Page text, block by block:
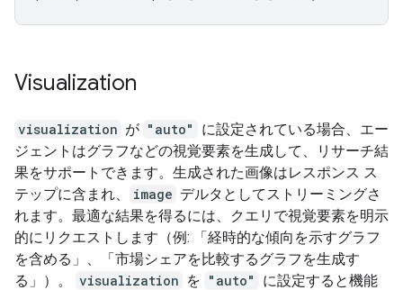
Visualization
visualization が "auto"
に設定されている場合、エー
ジェントはグラフなどの視覚要素を生成して、リサーチ結
果をサポートできます。生成された画像はレスポンス ス
テップに含まれ、
image デルタとしてストリーミングさ
れます。最適な結果を得るには、クエリで視覚要素を明示
的にリクエストします（例: 「経時的な傾向を示すグラフ
を含める」、「市場シェアを比較するグラフを生成す
る」）。
visualization を "auto"
に設定すると機能